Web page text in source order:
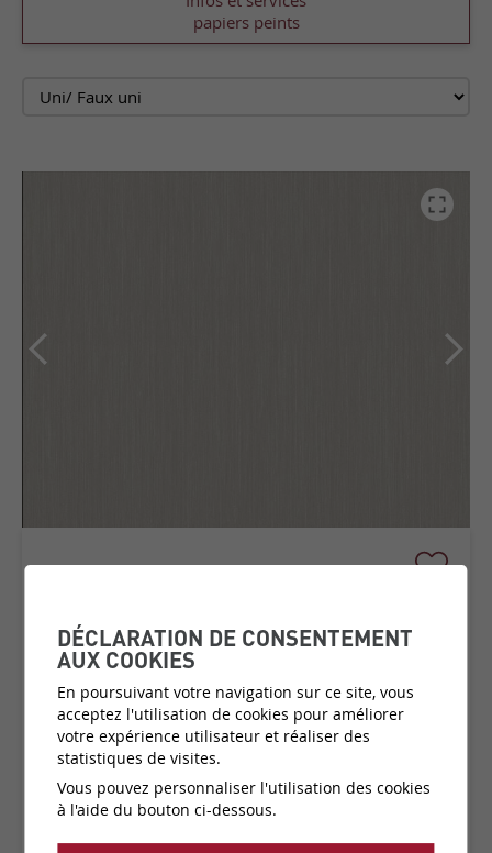
papiers peints
COLLECTION:ESSENTIALS
PALETTE
Matière:Papier peint sur intissé
Catégorie de prix: C1
Couleurs: 19 disponibles
Fabricant: Arte
Vendu par:Rouleau
DÉCLARATION DE CONSENTEMENT
AUX COOKIES
En poursuivant votre navigation sur ce site, vous
acceptez l'utilisation de cookies pour améliorer
votre expérience utilisateur et réaliser des
statistiques de visites.
Vous pouvez personnaliser l'utilisation des cookies
à l'aide du bouton ci-dessous.